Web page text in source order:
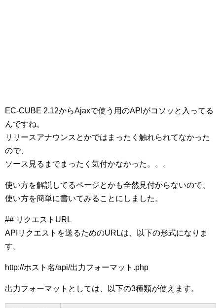
EC-CUBE 2.12からAjaxで使う用のAPIがコソッと入ってる
んですね。
リリースアナウンスとかではまったく触れられてなかった
ので、
ソース見るまでまったく気付かなかった。。。
使い方を解説してるページとかも全然見付からないので、
使い方を簡単に書いてみることにしました。
## リクエストURL
APIリクエストを送るためのURLは、以下の形式になりま
す。
http://ホスト名/api/出力フォーマット.php
出力フォーマットとしては、以下の3種類が使えます。